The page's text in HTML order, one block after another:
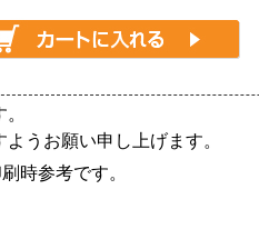
うお願い申し上げます。
時参考です。